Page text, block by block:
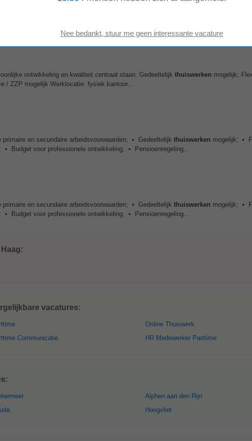
en secundaire arbeidsvoorwaarden; • Gedeeltelijk
Budget voor professionele ontwikkeling; • Pensioenregeling...
ontwikkeling en kwaliteit centraal staan. Gedeeltelijk thuiswerken mogelijk;
/ ZZP mogelijk Werklocatie: fysiek kantoor...
en secundaire arbeidsvoorwaarden; • Gedeeltelijk thuiswerken mogelijk; •
Budget voor professionele ontwikkeling; • Pensioenregeling...
en secundaire arbeidsvoorwaarden; • Gedeeltelijk thuiswerken mogelijk; •
Budget voor professionele ontwikkeling; • Pensioenregeling...
vacatures:
Communicatie
Online Thuiswerk
HR Medewerker Parttime
Alphen aan den Rijn
Hoogvliet